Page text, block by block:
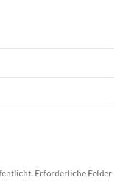
Erforderliche Felder